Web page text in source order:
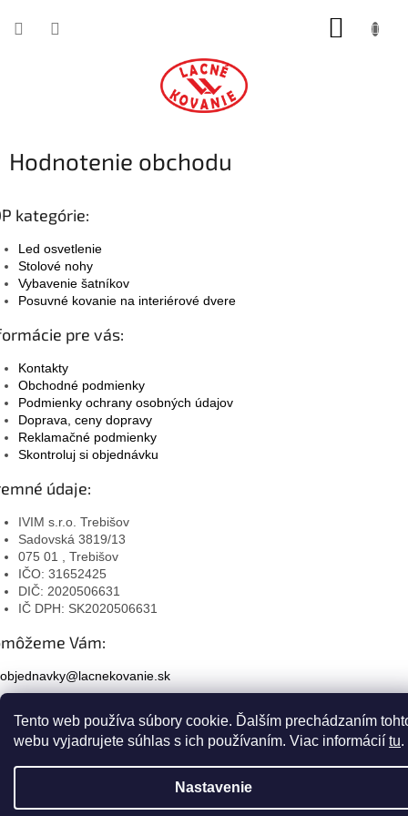
Tento web používa súbory cookie. Ďalším prechádzaním
webu vyjadrujete súhlas s ich používaním. Viac informácií tu.
Nastavenie
Hodnotenie obchodu
kategórie:
Led osvetlenie
Stolové nohy
Vybavenie šatníkov
Posuvné kovanie na interiérové dvere
pre vás:
Kontakty
Obchodné podmienky
Podmienky ochrany osobných údajov
Doprava, ceny dopravy
Reklamačné podmienky
Skontroluj si objednávku
údaje:
IVIM s.r.o. Trebišov
Sadovská 3819/13
075 01 , Trebišov
IČO: 31652425
DIČ: 2020506631
IČ DPH: SK2020506631
Vám:
objednavky@lacnekovanie.sk